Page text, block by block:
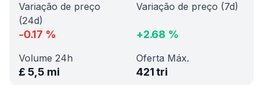
Variação de preço
(24d)
-0.17 %
Variação de preço (7d)
+2.68 %
Volume 24h
£ 5,5 mi
Oferta Máx.
421 tri